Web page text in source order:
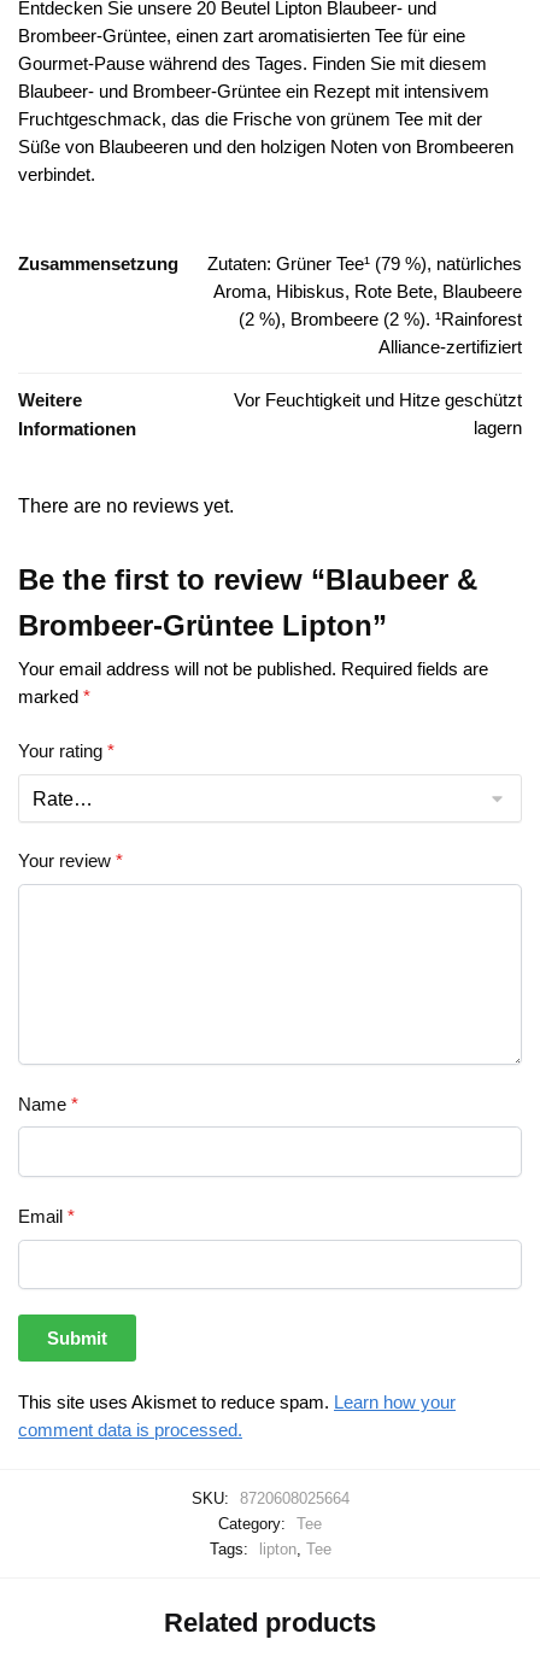
Entdecken Sie unsere 20 Beutel Lipton Blaubeer- und
Brombeer-Grüntee, einen zart aromatisierten Tee für eine
Gourmet-Pause während des Tages. Finden Sie mit diesem
Blaubeer- und Brombeer-Grüntee ein Rezept mit intensivem
Fruchtgeschmack, das die Frische von grünem Tee mit der
Süße von Blaubeeren und den holzigen Noten von Brombeeren
verbindet.
Zusammensetzung
Zutaten: Grüner Tee¹ (79 %), natürliches
Aroma, Hibiskus, Rote Bete, Blaubeere
(2 %), Brombeere (2 %). ¹Rainforest
Alliance-zertifiziert
Weitere
Informationen
Vor Feuchtigkeit und Hitze geschützt
lagern
There are no reviews yet.
Be the first to review “Blaubeer &
Brombeer-Grüntee Lipton”
Your email address will not be published. Required fields are
marked *
Your rating *
Your review *
Name *
Email *
This site uses Akismet to reduce spam. Learn how your
comment data is processed.
SKU:
8720608025664
Category:
Tee
Tags:
lipton, Tee
Related products